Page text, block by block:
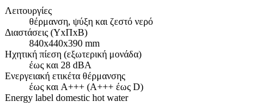
Λειτουργίες
θέρμανση, ψύξη και ζεστό νερό
Διαστάσεις (ΥxΠxΒ)
840x440x390 mm
Ηχητική πίεση (εξωτερική μονάδα)
έως και 28 dBA
Ενεργειακή ετικέτα θέρμανσης
έως και A+++ (A+++ έως D)
Energy label domestic hot water